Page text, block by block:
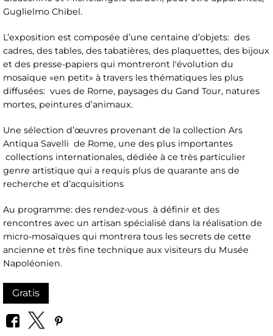
Guglielmo Chibel.
L’exposition est composée d’une centaine d’objets: des
cadres, des tables, des tabatières, des plaquettes, des bijoux
et des presse-papiers qui montreront l'évolution du
mosaïque «en petit» à travers les thématiques les plus
diffusées: vues de Rome, paysages du Gand Tour, natures
mortes, peintures d’animaux.
Une sélection d’œuvres provenant de la collection Ars
Antiqua Savelli de Rome, une des plus importantes
collections internationales, dédiée à ce très particulier
genre artistique qui a requis plus de quarante ans de
recherche et d’acquisitions
Au programme: des rendez-vous à définir et des
rencontres avec un artisan spécialisé dans la réalisation de
micro-mosaïques qui montrera tous les secrets de cette
ancienne et très fine technique aux visiteurs du Musée
Napoléonien.
Gratis